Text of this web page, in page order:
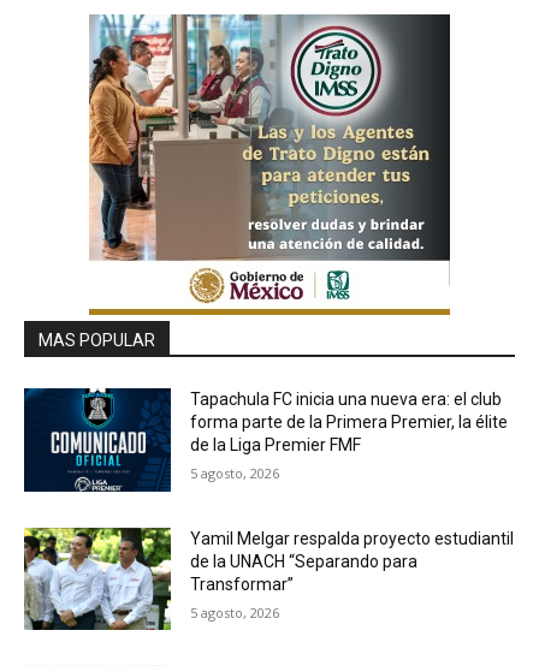
MAS POPULAR
Tapachula FC inicia una nueva era: el club
forma parte de la Primera Premier, la élite
de la Liga Premier FMF
5 agosto, 2026
Yamil Melgar respalda proyecto estudiantil
de la UNACH “Separando para
Transformar”
5 agosto, 2026